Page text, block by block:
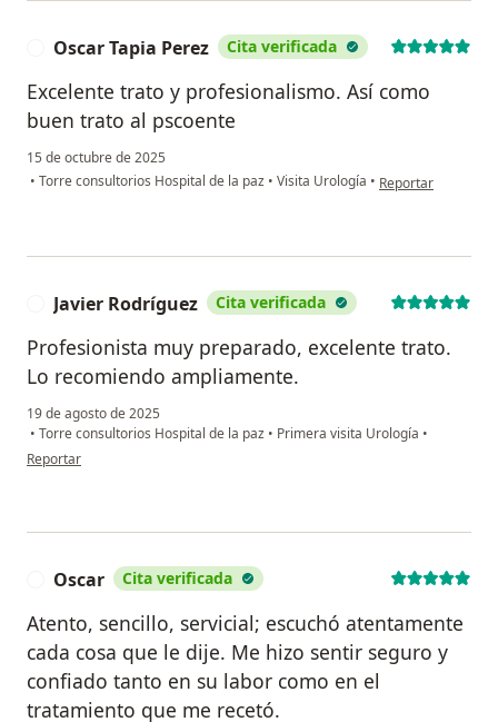
Oscar Tapia Perez Cita verificada
Excelente trato y profesionalismo. Así como
buen trato al pscoente
15 de octubre de 2025
• Torre consultorios Hospital de la paz • Visita Urología • en opinión del
Reportar
Javier Rodríguez Cita verificada
Profesionista muy preparado, excelente trato.
Lo recomiendo ampliamente.
19 de agosto de 2025
• Torre consultorios Hospital de la paz • Primera visita Urología •
en opinión del usuario Javier Rodríguez
Reportar
Oscar Cita verificada
Atento, sencillo, servicial; escuchó atentamente
cada cosa que le dije. Me hizo sentir seguro y
confiado tanto en su labor como en el
tratamiento que me recetó.